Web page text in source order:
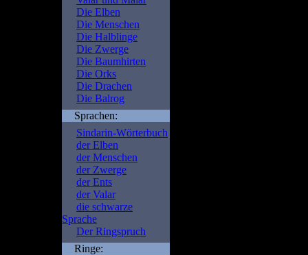
Die Elben
Die Menschen
Die Halblinge
Die Zwerge
Die Baumhirten
Die Orks
Die Drachen
Die Balrog
Sprachen:
Sindarin-Wörterbuch
der Elben
der Menschen
der Zwerge
der Ents
der Valar
die schwarze
Sprache
Der Ringspruch
Ringe: